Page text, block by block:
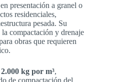
presentación a granel o
residenciales,
pesada. Su
compactación y drenaje
obras que requieren
kg por m³,
de compactación del